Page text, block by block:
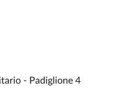
- Padiglione 4